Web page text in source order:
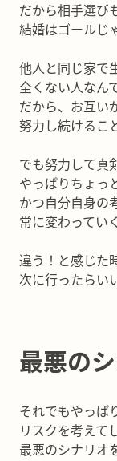
だから相手選び
結婚はゴールじ
他人と同じ家で
全くない人なん
だから、お互い
努力し続けるこ
でも努力して真
やっぱりちょっ
かつ自分自身の
常に変わってい
違う！と感じた
次に行ったらい
最悪の
それでもやっぱ
リスクを考えて
最悪のシナリオ